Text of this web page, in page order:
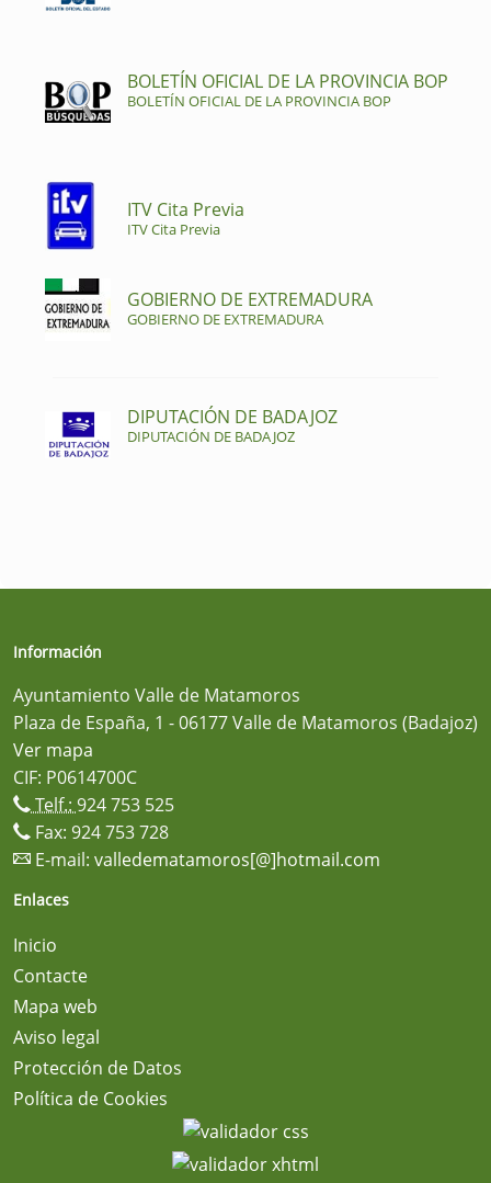
BOLETÍN OFICIAL DE LA PROVINCIA BOP
BOLETÍN OFICIAL DE LA PROVINCIA BOP
ITV Cita Previa
ITV Cita Previa
GOBIERNO DE EXTREMADURA
GOBIERNO DE EXTREMADURA
DIPUTACIÓN DE BADAJOZ
DIPUTACIÓN DE BADAJOZ
Información
Ayuntamiento Valle de Matamoros
Plaza de España, 1 - 06177 Valle de Matamoros (Badajoz)
Ver mapa
CIF: P0614700C
Telf.: 924 753 525
Fax: 924 753 728
E-mail: valledematamoros[@]hotmail.com
Enlaces
Inicio
Contacte
Mapa web
Aviso legal
Protección de Datos
Política de Cookies